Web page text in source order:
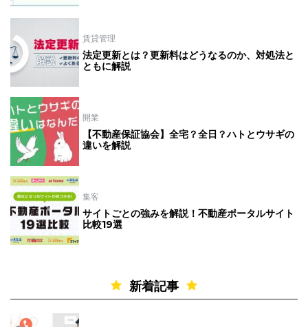
賃貸管理
法定更新とは？更新料はどうなるのか、対処法と
ともに解説
開業
【不動産保証協会】全宅？全日？ハトとウサギの
違いを解説
集客
サイトごとの強みを解説！不動産ポータルサイト
比較19選
新着記事